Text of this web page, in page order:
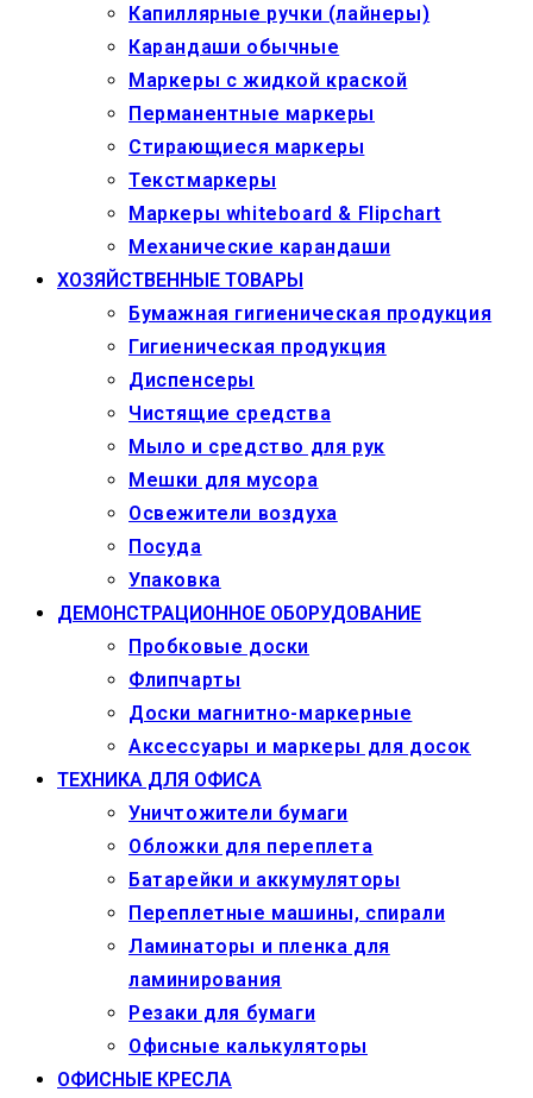
Капиллярные ручки (лайнеры)
Карандаши обычные
Маркеры c жидкой краской
Перманентные маркеры
Стирающиеся маркеры
Текстмаркеры
Маркеры whiteboard & Flipchart
Механические карандаши
ХОЗЯЙСТВЕННЫЕ ТОВАРЫ
Бумажная гигиеническая продукция
Гигиеническая продукция
Диспенсеры
Чистящие средства
Мыло и средство для рук
Мешки для мусора
Освежители воздуха
Посуда
Упаковка
ДЕМОНСТРАЦИОННОЕ ОБОРУДОВАНИЕ
Пробковые доски
Флипчарты
Доски магнитно-маркерные
Аксессуары и маркеры для досок
ТЕХНИКА ДЛЯ ОФИСА
Уничтожители бумаги
Обложки для переплета
Батарейки и аккумуляторы
Переплетные машины, спирали
Ламинаторы и пленка для
ламинирования
Резаки для бумаги
Офисные калькуляторы
ОФИСНЫЕ КРЕСЛА